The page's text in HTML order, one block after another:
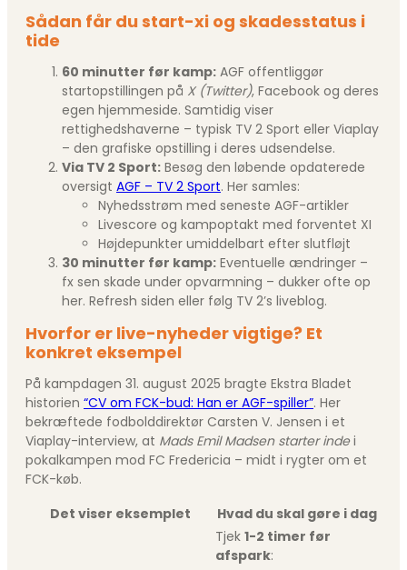
Sådan får du start-xi og skadesstatus i
tide
60 minutter før kamp: AGF offentliggør
startopstillingen på X (Twitter), Facebook og deres
egen hjemmeside. Samtidig viser
rettighedshaverne – typisk TV 2 Sport eller Viaplay
– den grafiske opstilling i deres udsendelse.
Via TV 2 Sport: Besøg den løbende opdaterede
oversigt AGF – TV 2 Sport. Her samles:
Nyhedsstrøm med seneste AGF-artikler
Livescore og kampoptakt med forventet XI
Højdepunkter umiddelbart efter slutfløjt
30 minutter før kamp: Eventuelle ændringer –
fx sen skade under opvarmning – dukker ofte op
her. Refresh siden eller følg TV 2’s liveblog.
Hvorfor er live-nyheder vigtige? Et
konkret eksempel
På kampdagen 31. august 2025 bragte Ekstra Bladet
historien “CV om FCK-bud: Han er AGF-spiller”. Her
bekræftede fodbolddirektør Carsten V. Jensen i et
Viaplay-interview, at Mads Emil Madsen starter indei
pokalkampen mod FC Fredericia – midt i rygter om et
FCK-køb.
Det viser eksemplet
Hvad du skal gøre i dag
Tjek 1-2 timer før
afspark: